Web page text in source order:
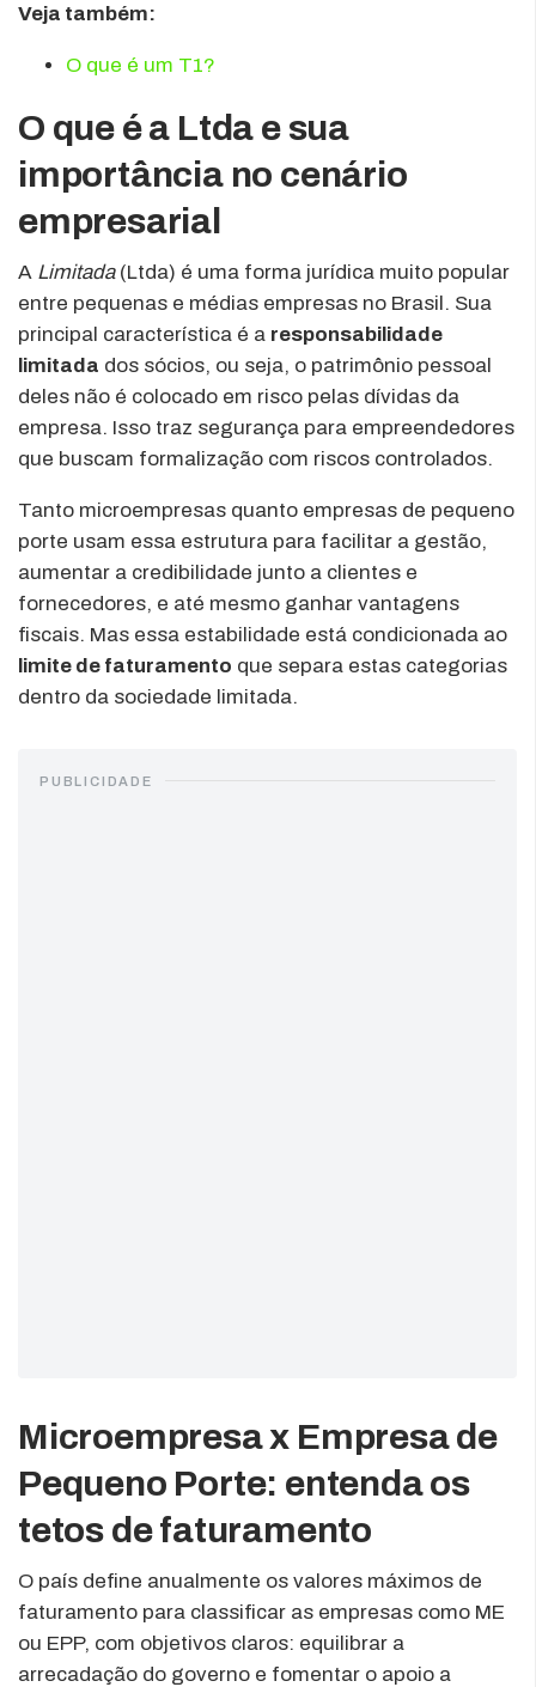
Veja também:
O que é um T1?
O que é a Ltda e sua
importância no cenário
empresarial
A Limitada(Ltda) é uma forma jurídica muito popular
entre pequenas e médias empresas no Brasil. Sua
principal característica é a responsabilidade
limitada dos sócios, ou seja, o patrimônio pessoal
deles não é colocado em risco pelas dívidas da
empresa. Isso traz segurança para empreendedores
que buscam formalização com riscos controlados.
Tanto microempresas quanto empresas de pequeno
porte usam essa estrutura para facilitar a gestão,
aumentar a credibilidade junto a clientes e
fornecedores, e até mesmo ganhar vantagens
fiscais. Mas essa estabilidade está condicionada ao
limite de faturamento que separa estas categorias
dentro da sociedade limitada.
PUBLICIDADE
Microempresa x Empresa de
Pequeno Porte: entenda os
tetos de faturamento
O país define anualmente os valores máximos de
faturamento para classificar as empresas como ME
ou EPP, com objetivos claros: equilibrar a
arrecadação do governo e fomentar o apoio a